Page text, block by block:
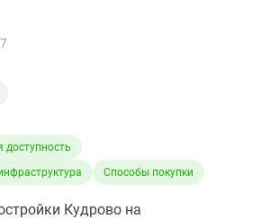
доступность
Способы покупки
Кудрово на